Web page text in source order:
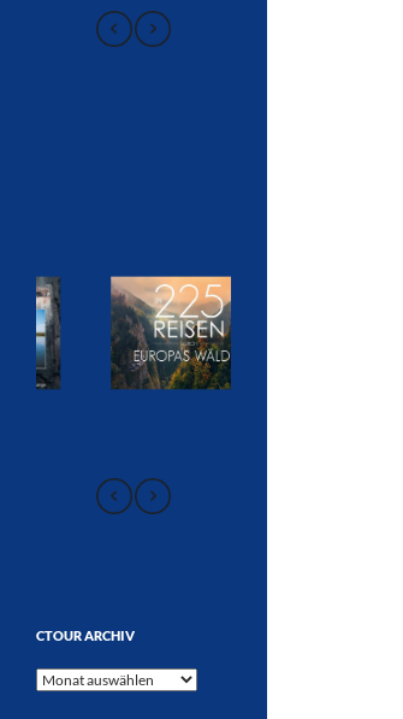
CTOUR ARCHIV
CTOUR